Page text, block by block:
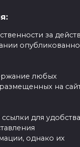
за
любых
на
для удобства
однако их